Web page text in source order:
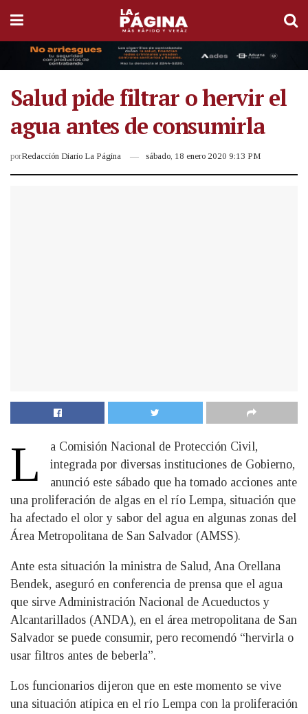
Salud pide filtrar o hervir el
agua antes de consumirla
porRedacción Diario La Página sábado, 18 enero 2020 9:13 PM
L
a Comisión Nacional de Protección Civil,
integrada por diversas instituciones de Gobierno,
anunció este sábado que ha tomado acciones ante
una proliferación de algas en el río Lempa, situación que
ha afectado el olor y sabor del agua en algunas zonas del
Área Metropolitana de San Salvador (AMSS).
Ante esta situación la ministra de Salud, Ana Orellana
Bendek, aseguró en conferencia de prensa que el agua
que sirve Administración Nacional de Acueductos y
Alcantarillados (ANDA), en el área metropolitana de San
Salvador se puede consumir, pero recomendó “hervirla o
usar filtros antes de beberla”.
Los funcionarios dijeron que en este momento se vive
una situación atípica en el río Lempa con la proliferación